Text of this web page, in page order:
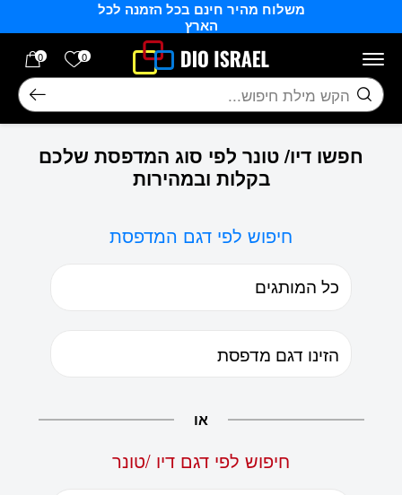
משלוח מהיר חינם בכל הזמנה לכל
הארץ
0 הרשימה
0
חיפוש
חפשו דיו/ טונר לפי סוג המדפסת שלכם
בקלות ובמהירות
חיפוש לפי דגם המדפסת
או
חיפוש לפי דגם דיו /טונר